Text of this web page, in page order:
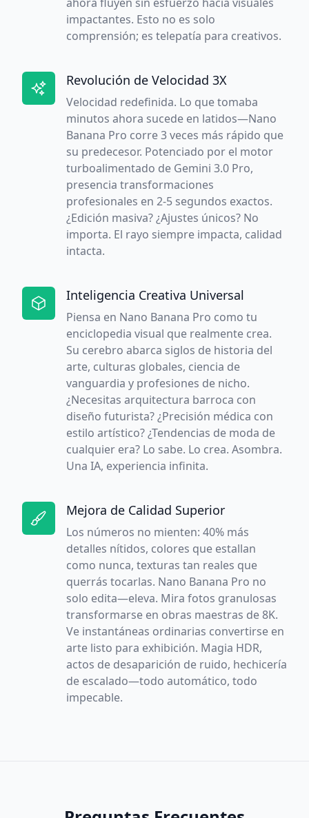
impactantes. Esto no es solo
comprensión; es telepatía para creativos.
Revolución de Velocidad 3X
Velocidad redefinida. Lo que tomaba
minutos ahora sucede en latidos—Nano
Banana Pro corre 3 veces más rápido que
su predecesor. Potenciado por el motor
turboalimentado de Gemini 3.0 Pro,
presencia transformaciones
profesionales en 2-5 segundos exactos.
¿Edición masiva? ¿Ajustes únicos? No
importa. El rayo siempre impacta, calidad
intacta.
Inteligencia Creativa Universal
Piensa en Nano Banana Pro como tu
enciclopedia visual que realmente crea.
Su cerebro abarca siglos de historia del
arte, culturas globales, ciencia de
vanguardia y profesiones de nicho.
¿Necesitas arquitectura barroca con
diseño futurista? ¿Precisión médica con
estilo artístico? ¿Tendencias de moda de
cualquier era? Lo sabe. Lo crea. Asombra.
Una IA, experiencia infinita.
Mejora de Calidad Superior
Los números no mienten: 40% más
detalles nítidos, colores que estallan
como nunca, texturas tan reales que
querrás tocarlas. Nano Banana Pro no
solo edita—eleva. Mira fotos granulosas
transformarse en obras maestras de 8K.
Ve instantáneas ordinarias convertirse en
arte listo para exhibición. Magia HDR,
actos de desaparición de ruido, hechicería
de escalado—todo automático, todo
impecable.